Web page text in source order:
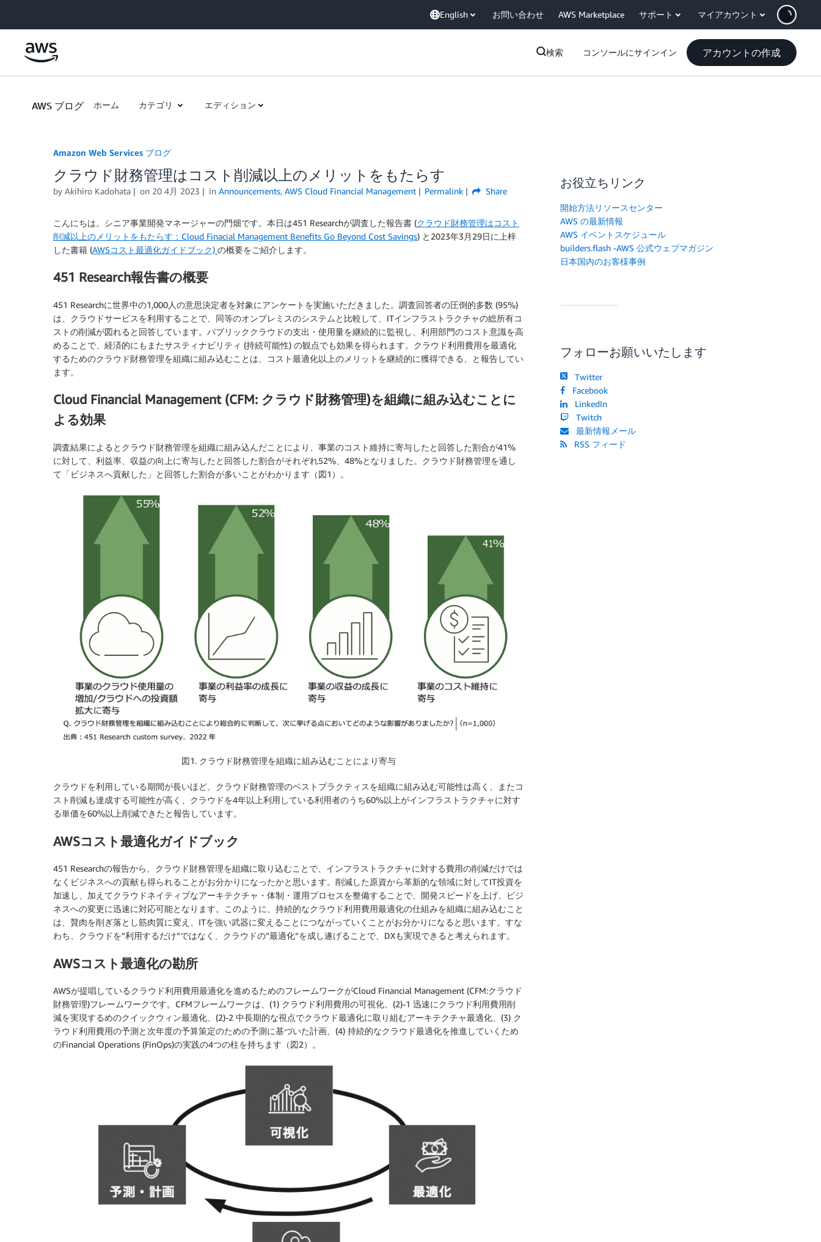
English お問い合わせ AWS Marketplace サポート マイアカウント
検索 コンソールにサインイン アカウントの作成
AWS ブログ ホーム カテゴリ エディション
Amazon Web Services ブログ
クラウド財務管理はコスト削減以上のメリットをもたらす
by Akihiro Kadohata on 20 4月 2023 in Announcements, AWS Cloud Financial Management Permalink Share
こんにちは。シニア事業開発マネージャーの門畑です。本日は451 Researchが調査した報告書 (クラウド財務管理はコスト
削減以上のメリットをもたらす：Cloud Finacial Management Benefits Go Beyond Cost Savings) と2023年3月29日に上梓
した書籍 (AWSコスト最適化ガイドブック) の概要をご紹介します。
451 Research報告書の概要
451 Researchに世界中の1,000人の意思決定者を対象にアンケートを実施いただきました。調査回答者の圧倒的多数 (95%)
は、クラウドサービスを利用することで、同等のオンプレミスのシステムと比較して、ITインフラストラクチャの総所有コ
ストの削減が図れると回答しています。パブリッククラウドの支出・使用量を継続的に監視し、利用部門のコスト意識を高
めることで、経済的にもまたサスティナビリティ (持続可能性) の観点でも効果を得られます。クラウド利用費用を最適化
するためのクラウド財務管理を組織に組み込むことは、コスト最適化以上のメリットを継続的に獲得できる、と報告してい
ます。
Cloud Financial Management (CFM: クラウド財務管理)を組織に組み込むことに
よる効果
調査結果によるとクラウド財務管理を組織に組み込んだことにより、事業のコスト維持に寄与したと回答した割合が41%
に対して、利益率、収益の向上に寄与したと回答した割合がそれぞれ52%、48%となりました。クラウド財務管理を通し
て「ビジネスへ貢献した」と回答した割合が多いことがわかります（図1）。
図1. クラウド財務管理を組織に組み込むことにより寄与
クラウドを利用している期間が長いほど、クラウド財務管理のベストプラクティスを組織に組み込む可能性は高く、またコ
スト削減も達成する可能性が高く、クラウドを4年以上利用している利用者のうち60%以上がインフラストラクチャに対す
る単価を60%以上削減できたと報告しています。
AWSコスト最適化ガイドブック
451 Researchの報告から、クラウド財務管理を組織に取り込むことで、インフラストラクチャに対する費用の削減だけでは
なくビジネスへの貢献も得られることがお分かりになったかと思います。削減した原資から革新的な領域に対してIT投資を
加速し、加えてクラウドネイティブなアーキテクチャ・体制・運用プロセスを整備することで、開発スピードを上げ、ビジ
ネスへの変更に迅速に対応可能となります。このように、持続的なクラウド利用費用最適化の仕組みを組織に組み込むこと
は、贅肉を削ぎ落とし筋肉質に変え、ITを強い武器に変えることにつながっていくことがお分かりになると思います。すな
わち、クラウドを”利用するだけ”ではなく、クラウドの”最適化”を成し遂げることで、DXも実現できると考えられます。
AWSコスト最適化の勘所
AWSが提唱しているクラウド利用費用最適化を進めるためのフレームワークがCloud Financial Management (CFM:クラウド
財務管理)フレームワークです。CFMフレームワークは、(1) クラウド利用費用の可視化、(2)-1 迅速にクラウド利用費用削
減を実現するめのクイックウィン最適化、(2)-2 中長期的な視点でクラウド最適化に取り組むアーキテクチャ最適化、(3) ク
ラウド利用費用の予測と次年度の予算策定のための予測に基づいた計画、(4) 持続的なクラウド最適化を推進していくため
のFinancial Operations (FinOps)の実践の4つの柱を持ちます（図2）。
お役立ちリンク
開始方法リソースセンター
AWS の最新情報
AWS イベントスケジュール
builders.flash -AWS 公式ウェブマガジン
日本国内のお客様事例
フォローお願いいたします
Twitter
Facebook
LinkedIn
Twitch
最新情報メール
RSS フィード